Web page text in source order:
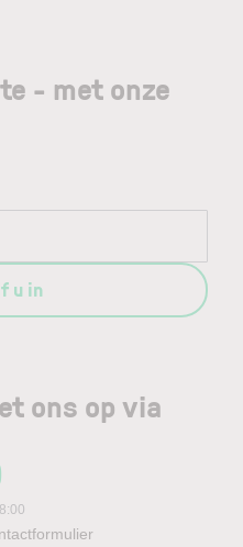
ons op via
- met onze
u in